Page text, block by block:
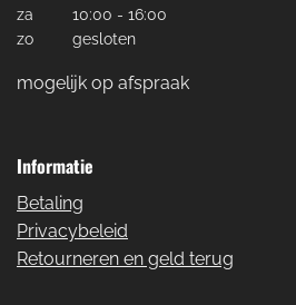
za
10:00 - 16:00
zo
gesloten
mogelijk op afspraak
Informatie
Betaling
Privacybeleid
Retourneren en geld terug